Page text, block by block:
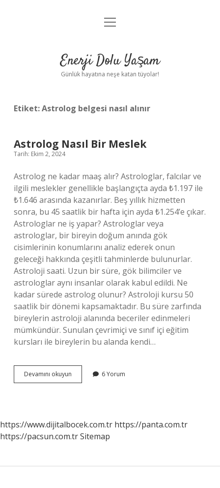
Anasayfa
Yasal Uyarı
menüyü
Enerji Dolu Yaşam
Günlük hayatına neşe katan tüyolar!
Etiket:Astrolog belgesi nasıl alınır
Astrolog Nasıl Bir Meslek
Tarih: Ekim 2, 2024
Astrolog ne kadar maaş alır? Astrologlar, falcılar ve
ilgili meslekler genellikle başlangıçta ayda ₺1.197 ile
₺1.646 arasında kazanırlar. Beş yıllık hizmetten
sonra, bu 45 saatlik bir hafta için ayda ₺1.254’e çıkar.
Astrologlar ne iş yapar? Astrologlar veya
astrologlar, bir bireyin doğum anında gök
cisimlerinin konumlarını analiz ederek onun
geleceği hakkında çeşitli tahminlerde bulunurlar.
Astroloji saati. Uzun bir süre, gök bilimciler ve
astrologlar aynı insanlar olarak kabul edildi. Ne
kadar sürede astrolog olunur? Astroloji kursu 50
saatlik bir dönemi kapsamaktadır. Bu süre zarfında
bireylerin astroloji alanında beceriler edinmeleri
mümkündür. Sunulan çevrimiçi ve sınıf içi eğitim
kursları ile bireylerin bu alanda kendi…
Devamını okuyun Astrolog
Nasıl
6 Yorum
https://www.dijitalbocek.com.tr https://panta.com.tr
https://pacsun.com.trSitemap